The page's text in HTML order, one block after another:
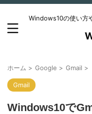
Windows10の使い方
ホーム > Google > Gmail >
Gmail
Windows10で